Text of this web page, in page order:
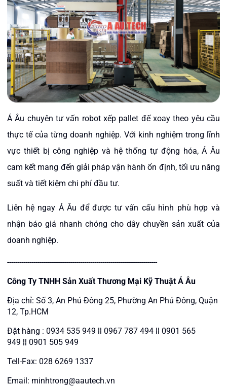
Á Âu chuyên tư vấn robot xếp pallet đế xoay theo yêu cầu
thực tế của từng doanh nghiệp. Với kinh nghiệm trong lĩnh
vực thiết bị công nghiệp và hệ thống tự động hóa, Á Âu
cam kết mang đến giải pháp vận hành ổn định, tối ưu năng
suất và tiết kiệm chi phí đầu tư.
Liên hệ ngay Á Âu để được tư vấn cấu hình phù hợp và
nhận báo giá nhanh chóng cho dây chuyền sản xuất của
doanh nghiệp.
--------------------------------------------------------------------------
Công Ty TNHH Sản Xuất Thương Mại Kỹ Thuật Á Âu
Địa chỉ: Số 3, An Phú Đông 25, Phường An Phú Đông, Quận
12, Tp.HCM
Đặt hàng : 0934 535 949 ¦¦ 0967 787 494 ¦¦ 0901 565
949 ¦¦ 0901 505 949
Tell-Fax: 028 6269 1337
Email: minhtrong@aautech.vn